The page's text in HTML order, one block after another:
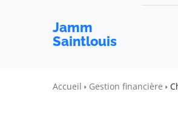
Jamm
Saintlouis
Accueil Gestion financière